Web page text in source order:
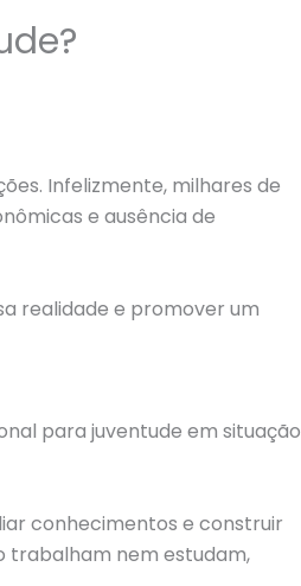
Infelizmente, milhares de
e ausência de
realidade e promover um
para juventude em situação
conhecimentos e construir
trabalham nem estudam,